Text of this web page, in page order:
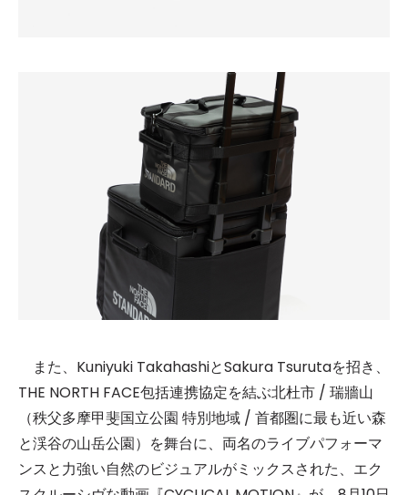
また、Kuniyuki TakahashiとSakura Tsurutaを招き、
THE NORTH FACE包括連携協定を結ぶ北杜市 / 瑞牆山
（秩父多摩甲斐国立公園 特別地域 / 首都圏に最も近い森
と渓谷の山岳公園）を舞台に、両名のライブパフォーマ
ンスと力強い自然のビジュアルがミックスされた、エク